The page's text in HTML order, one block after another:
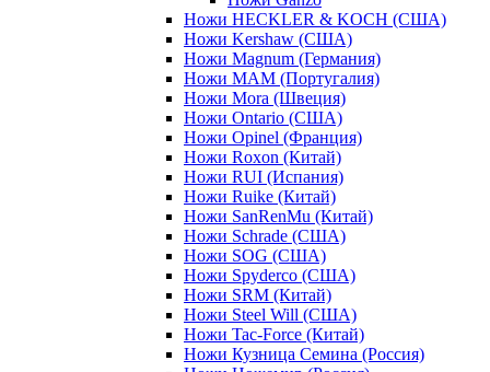
Ножи HECKLER & KOCH (США)
Ножи Kershaw (США)
Ножи Magnum (Германия)
Ножи MAM (Португалия)
Ножи Mora (Швеция)
Ножи Ontario (США)
Ножи Opinel (Франция)
Ножи Roxon (Китай)
Ножи RUI (Испания)
Ножи Ruike (Китай)
Ножи SanRenMu (Китай)
Ножи Schrade (США)
Ножи SOG (США)
Ножи Spyderco (США)
Ножи SRM (Китай)
Ножи Steel Will (США)
Ножи Tac-Force (Китай)
Ножи Кузница Семина (Россия)